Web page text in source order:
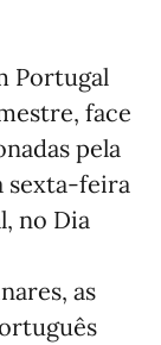
Portugal
face
pela
sexta-feira
no Dia
as